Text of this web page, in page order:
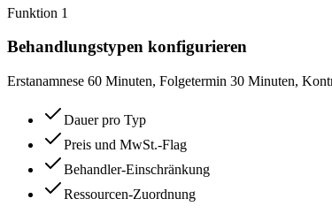
Funktion 1
Behandlungstypen konfigurieren
Erstanamnese 60 Minuten, Folgetermin 30 Minuten,
Dauer pro Typ
Preis und MwSt.-Flag
Behandler-Einschränkung
Ressourcen-Zuordnung